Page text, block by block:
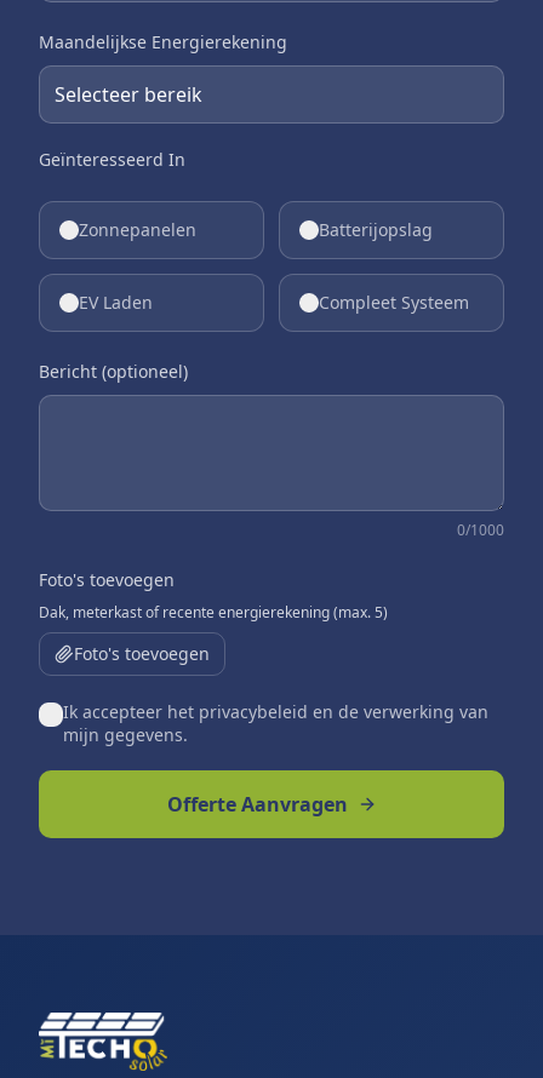
Maandelijkse Energierekening
Geïnteresseerd In
Zonnepanelen Batterijopslag
EV Laden Compleet Systeem
Bericht (optioneel)
0/1000
Foto's toevoegen
Dak, meterkast of recente energierekening (max. 5)
Foto's toevoegen
Ik accepteer het privacybeleid en de verwerking van
mijn gegevens.
Offerte Aanvragen